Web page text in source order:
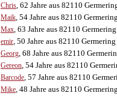
Chris, 62 Jahre aus 82110
Maik, 54 Jahre aus 82110
Max, 63 Jahre aus 82110 Germering
emir, 50 Jahre aus 82110 Germering
Georg, 68 Jahre aus 82110
Gereon, 54 Jahre aus 82110
Barcode, 57 Jahre aus 82110
Mike, 48 Jahre aus 82110